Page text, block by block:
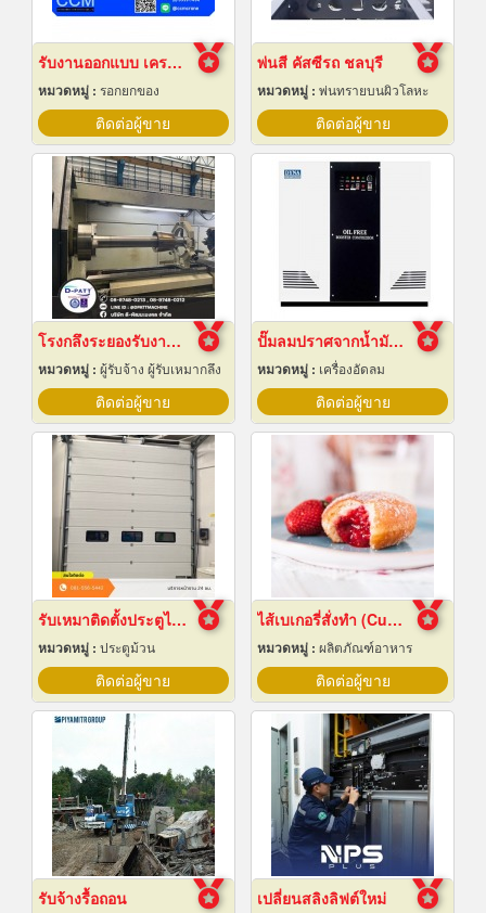
รับงานออกแบบ เครนโรงงาน
หมวดหมู่ : รอกยกของ
ติดต่อผู้ขาย
พ่นสี คัสซีรถ ชลบุรี
หมวดหมู่ : พ่นทรายบนผิวโลหะ
ติดต่อผู้ขาย
โรงกลึงระยองรับงานผลิตด่วน
หมวดหมู่ : ผู้รับจ้าง ผู้รับเหมากลึง
ติดต่อผู้ขาย
ปั๊มลมปราศจากน้ำมันแบบบูสเตอร์
หมวดหมู่ : เครื่องอัดลม
ติดต่อผู้ขาย
รับเหมาติดตั้งประตูไฮสปีดดอร์
หมวดหมู่ : ประตูม้วน
ติดต่อผู้ขาย
ไส้เบเกอรี่สั่งทำ (Custom bakery fillings)
หมวดหมู่ : ผลิตภัณฑ์อาหาร
ติดต่อผู้ขาย
รับจ้างรื้อถอน เปลี่ยนสลิงลิฟต์ใหม่